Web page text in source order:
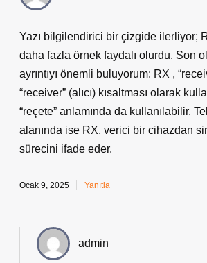
Yazı bilgilendirici bir çizgide ilerliyor;
daha fazla örnek faydalı olurdu. Son
ayrıntıyı önemli buluyorum: RX ,
“receiver” (alıcı) kısaltması olarak
“reçete” anlamında da kullanılabilir.
alanında ise RX, verici bir cihazdan
sürecini ifade eder.
Ocak 9, 2025 Yanıtla
admin